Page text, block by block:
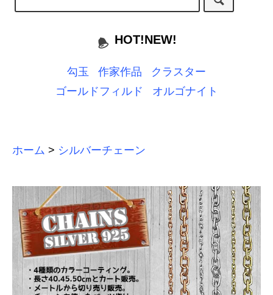
HOT!NEW!
勾玉 作家作品
クラスター
ゴールドフィルド
オルゴナイト
ホーム > シルバーチェーン